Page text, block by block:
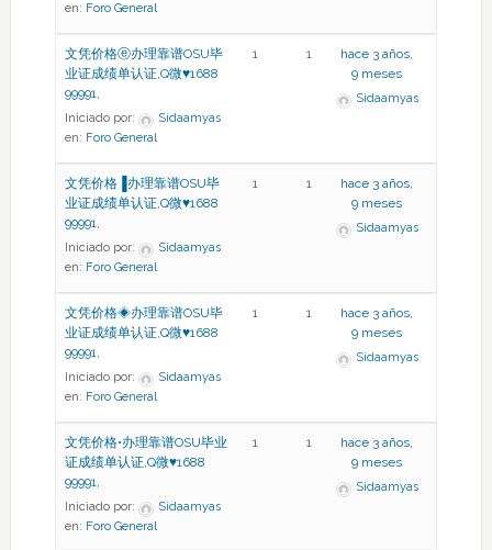
en: Foro General
文凭价格ⓔ办理靠谱OSU毕
业证成绩单认证,Q微♥1688
99991,
Iniciado por:
Sidaamyas
en: Foro General
1 1
hace 3 años,
9 meses
Sidaamyas
文凭价格▐办理靠谱OSU毕
业证成绩单认证,Q微♥1688
99991,
Iniciado por:
Sidaamyas
en: Foro General
1 1
hace 3 años,
9 meses
Sidaamyas
文凭价格◈办理靠谱OSU毕
业证成绩单认证,Q微♥1688
99991,
Iniciado por:
Sidaamyas
en: Foro General
1 1
hace 3 años,
9 meses
Sidaamyas
文凭价格•办理靠谱OSU毕业
证成绩单认证,Q微♥1688
99991,
Iniciado por:
Sidaamyas
en: Foro General
1 1
hace 3 años,
9 meses
Sidaamyas